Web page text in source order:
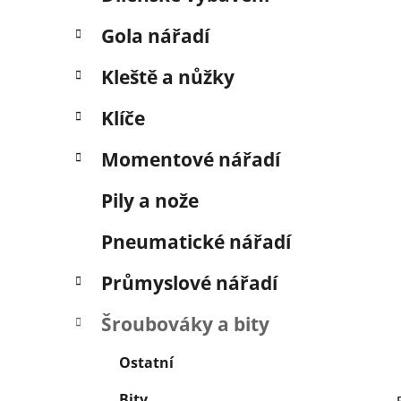
p
n
l
Gola nářadí
Kleště a nůžky
Klíče
Momentové nářadí
Pily a nože
Pneumatické nářadí
Průmyslové nářadí
Šroubováky a bity
Ostatní